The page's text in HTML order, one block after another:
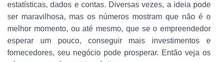
estatísticas, dados e contas. Diversas vezes, a ideia pode
ser maravilhosa, mas os números mostram que não é o
melhor momento, ou até mesmo, que se o empreendedor
esperar um pouco, conseguir mais investimentos e
fornecedores, seu negócio pode prosperar. Então veja os